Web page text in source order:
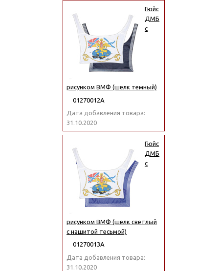
Гюйс
ДМБ
с
рисунком ВМФ (шелк темный)
01270012А
Дата добавления товара:
31.10.2020
Гюйс
ДМБ
с
рисунком ВМФ (шелк светлый
с нашитой тесьмой)
01270013А
Дата добавления товара:
31.10.2020